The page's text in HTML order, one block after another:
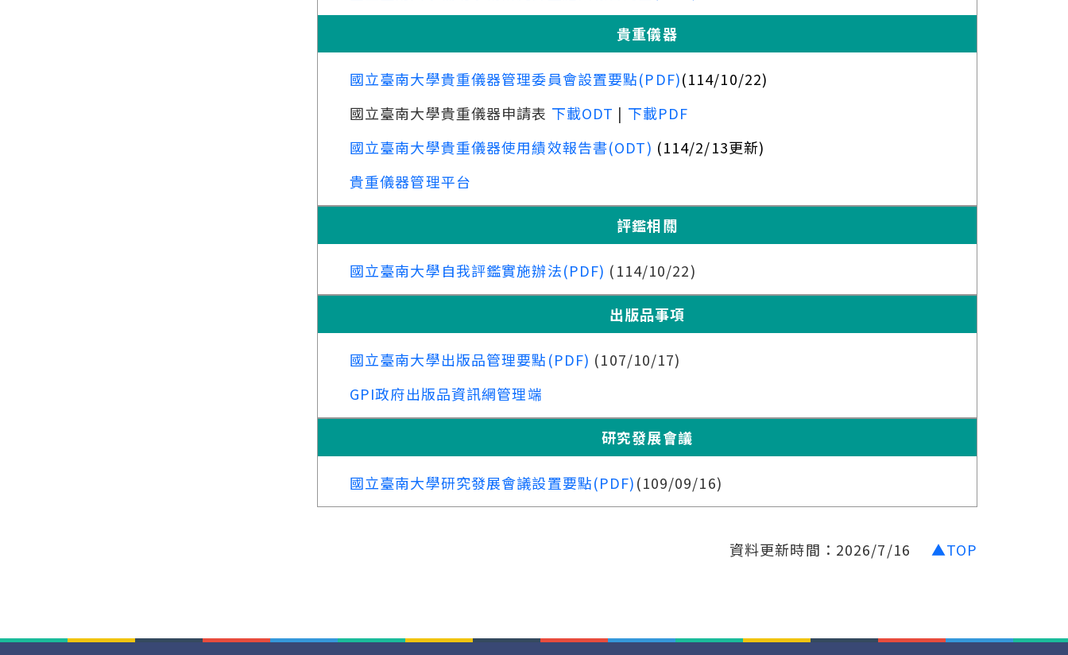
貴重儀器
國立臺南大學貴重儀器管理委員會設置要點(PDF)(114/10/22)
國立臺南大學貴重儀器申請表 下載ODT | 下載PDF
國立臺南大學貴重儀器使用績效報告書(ODT) (114/2/13更新)
貴重儀器管理平台
評鑑相關
國立臺南大學自我評鑑實施辦法(PDF) (114/10/22)
出版品事項
國立臺南大學出版品管理要點(PDF) (107/10/17)
GPI政府出版品資訊網管理端
研究發展會議
​​​​​​國立臺南大學研究發展會議設置要點(PDF)(109/09/16)
資料更新時間：2026/7/16 ▲TOP